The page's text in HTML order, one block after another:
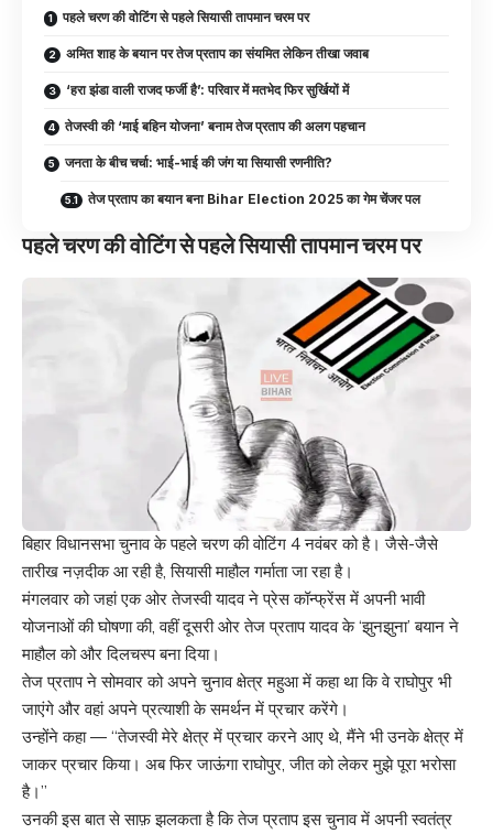
पहले चरण की वोटिंग से पहले सियासी तापमान चरम पर
अमित शाह के बयान पर तेज प्रताप का संयमित लेकिन तीखा जवाब
‘हरा झंडा वाली राजद फर्जी है’: परिवार में मतभेद फिर सुर्खियों में
तेजस्वी की ‘माई बहिन योजना’ बनाम तेज प्रताप की अलग पहचान
जनता के बीच चर्चा: भाई-भाई की जंग या सियासी रणनीति?
तेज प्रताप का बयान बना Bihar Election 2025 का गेम चेंजर पल
पहले चरण की वोटिंग से पहले सियासी तापमान चरम पर
बिहार विधानसभा चुनाव के पहले चरण की वोटिंग 4 नवंबर को है। जैसे-जैसे
तारीख नज़दीक आ रही है, सियासी माहौल गर्माता जा रहा है।
मंगलवार को जहां एक ओर तेजस्वी यादव ने प्रेस कॉन्फ्रेंस में अपनी भावी
योजनाओं की घोषणा की, वहीं दूसरी ओर तेज प्रताप यादव के ‘झुनझुना’ बयान ने
माहौल को और दिलचस्प बना दिया।
तेज प्रताप ने सोमवार को अपने चुनाव क्षेत्र महुआ में कहा था कि वे राघोपुर भी
जाएंगे और वहां अपने प्रत्याशी के समर्थन में प्रचार करेंगे।
उन्होंने कहा — “तेजस्वी मेरे क्षेत्र में प्रचार करने आए थे, मैंने भी उनके क्षेत्र में
जाकर प्रचार किया। अब फिर जाऊंगा राघोपुर, जीत को लेकर मुझे पूरा भरोसा
है।”
उनकी इस बात से साफ़ झलकता है कि तेज प्रताप इस चुनाव में अपनी स्वतंत्र